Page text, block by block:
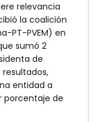
relevancia
la coalición
PT-PVEM) en
sumó 2
de
resultados,
entidad a
porcentaje de